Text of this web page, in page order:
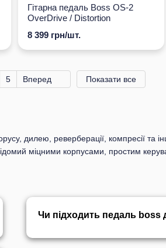
дилею, реверберації, компресії та
міцними корпусами, простим
Чи підходить педаль boss
Гітарна педаль Boss OS-2
OverDrive / Distortion
8 399 грн/шт.
5 Вперед Показати все